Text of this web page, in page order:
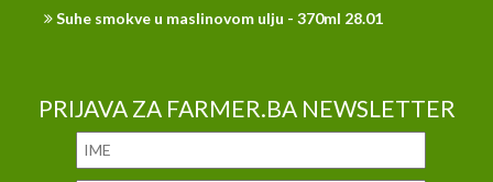
Suhe smokve u maslinovom ulju - 370ml 28.01
PRIJAVA ZA FARMER.BA NEWSLETTER